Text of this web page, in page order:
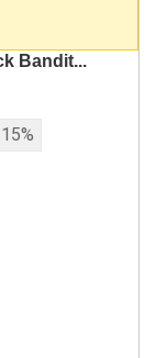
Bandit...